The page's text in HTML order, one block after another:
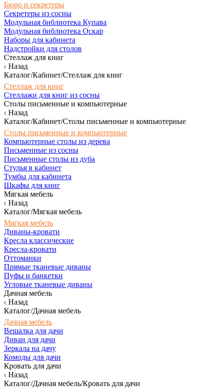
Бюро и секретеры
Секретеры из сосны
Модульная библиотека Купава
Модульная библиотека Оскар
Наборы для кабинета
Надстройки для столов
Стеллаж для книг
Назад
Каталог/Кабинет/Стеллаж для книг
Стеллаж для книг
Стеллажи для книг из сосны
Столы письменные и компьютерные
Назад
Каталог/Кабинет/Столы письменные и компьютерные
Столы письменные и компьютерные
Компьютерные столы из дерева
Письменные из сосны
Письменные столы из дуба
Стулья в кабинет
Тумбы для кабинета
Шкафы для книг
Мягкая мебель
Назад
Каталог/Мягкая мебель
Мягкая мебель
Диваны-кровати
Кресла классические
Кресла-кровати
Оттоманки
Прямые тканевые диваны
Пуфы и банкетки
Угловые тканевые диваны
Дачная мебель
Назад
Каталог/Дачная мебель
Дачная мебель
Вешалка для дачи
Диван для дачи
Зеркала на дачу
Комоды для дачи
Кровать для дачи
Назад
Каталог/Дачная мебель/Кровать для дачи